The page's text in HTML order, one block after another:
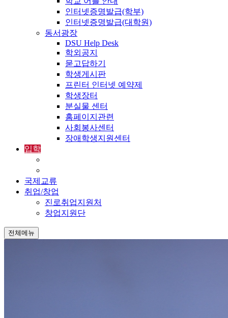
인터넷증명발급(학부)
인터넷증명발급(대학원)
동서광장
DSU Help Desk
학외공지
묻고답하기
학생게시판
프린터 인터넷 예약제
학생장터
분실물 센터
홈페이지관련
사회봉사센터
장애학생지원센터
입학
국제교류
취업/창업
진로취업지원처
창업지원단
전체메뉴